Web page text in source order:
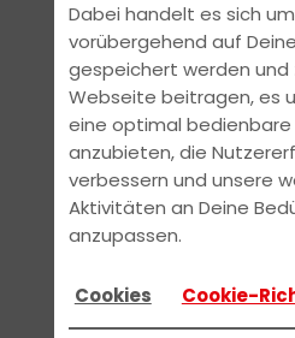
Dabei handelt es sich
vorübergehend auf
gespeichert werden und
Webseite beitragen, es
eine optimal
anzubieten, die
verbessern und unsere
Aktivitäten an Deine
anzupassen.
Cookies Cookie-